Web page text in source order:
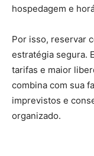
hospedagem e
Por isso, reservar
estratégia segura.
tarifas e maior
combina com sua
imprevistos e
organizado.